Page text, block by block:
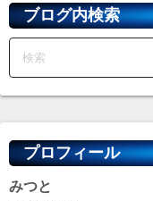
ブブログ内検索
プロフィール
みつと